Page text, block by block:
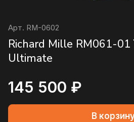
Арт. RM-0602
Richard Mille RM061-01
Ultimate
145 500 ₽
В